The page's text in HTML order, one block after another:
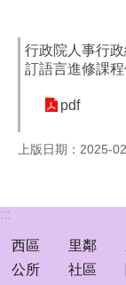
公
告
專
區
成
果
行政院人事行
訂語言進修課
pdf
上版日期：2025-
:::
西區
公所
里鄰
社區